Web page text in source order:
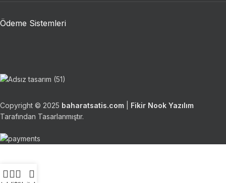
Ödeme Sistemleri
Copyright © 2025 baharatsatis.com
Fikir Nook Yazılım
Tarafından Tasarlanmıştır.